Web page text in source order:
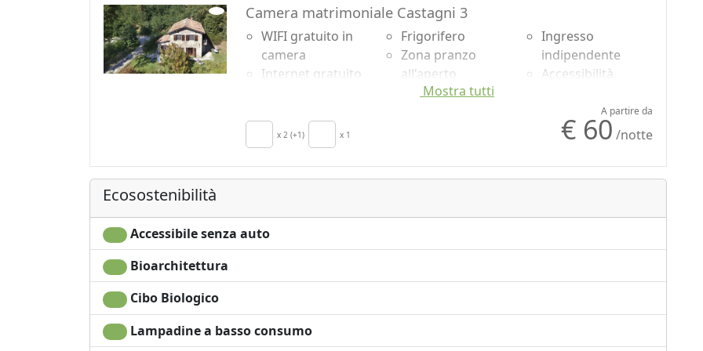
Camera matrimoniale Castagni 3
WIFI gratuito in
camera
Internet gratuito
Culla
Asciugacapelli
Asciugamani
Frigorifero
Zona pranzo
all'aperto
Barbecue
monodose
Ingresso
indipendente
Accessibilità
Lenzuola in
cotone o lino
selezione di thè e
Mostra tutti
x 2 (+1) x 1
A partire da
€ 60 /notte
Ecosostenibilità
Accessibile senza auto
Bioarchitettura
Cibo Biologico
Lampadine a basso consumo